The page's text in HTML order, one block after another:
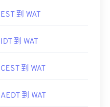
EST 到 WAT
IDT 到 WAT
CEST 到 WAT
AEDT 到 WAT